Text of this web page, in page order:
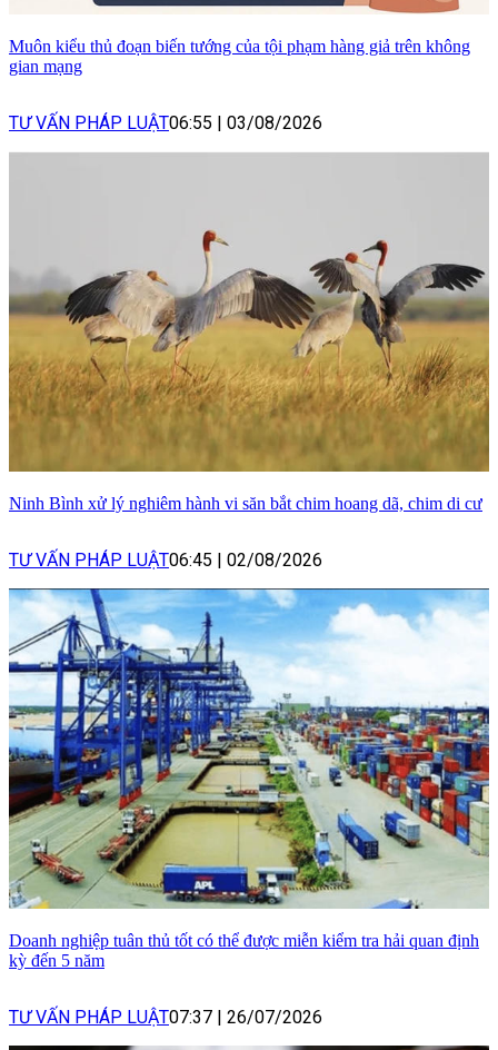
Muôn kiểu thủ đoạn biến tướng của tội phạm hàng giả trên không
gian mạng
TƯ VẤN PHÁP LUẬT06:55 03/08/2026
Ninh Bình xử lý nghiêm hành vi săn bắt chim hoang dã, chim di cư
TƯ VẤN PHÁP LUẬT06:45 02/08/2026
Doanh nghiệp tuân thủ tốt có thể được miễn kiểm tra hải quan định
kỳ đến 5 năm
TƯ VẤN PHÁP LUẬT07:37 26/07/2026